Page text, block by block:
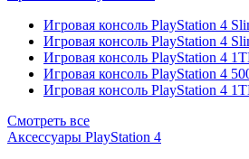
Игровая консоль PlayStation 4
Игровая консоль PlayStation 4
Игровая консоль PlayStation 4
Игровая консоль PlayStation 4
Игровая консоль PlayStation 4
Смотреть все
Аксессуары PlayStation 4